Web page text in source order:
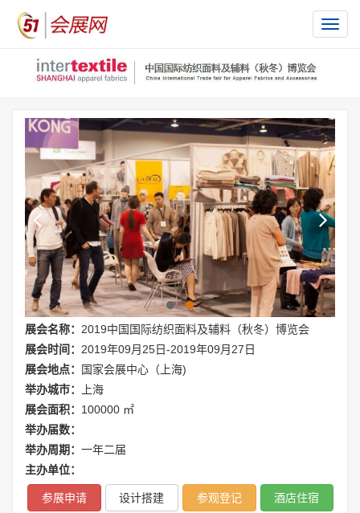
切
展会名称： 2019中国国际纺织面料及辅料（秋冬）博览会
展会时间： 2019年09月25日-2019年09月27日
展会地点：
国家会展中心（上海)
举办城市：
上海
展会面积： 100000 ㎡
举办届数：
举办周期： 一年二届
主办单位：
参展申请 设计搭建 参观登记 酒店住宿